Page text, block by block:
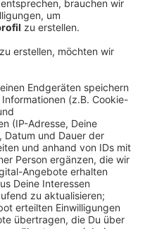
zahlreiche
in Restaurants,
Davon können rund
profitieren. Mit der
weiter
durch die vielen
verbessern, heißt es.
digitalen AzubiCard
in